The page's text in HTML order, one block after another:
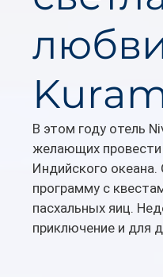
В этом году отель
желающих
Индийского океана.
программу с
пасхальных яиц.
приключение и для